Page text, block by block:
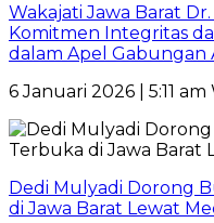
Wakajati Jawa Barat
Komitmen Integritas
dalam Apel Gabungan
6 Januari 2026 | 5:11 am
Dedi Mulyadi Dorong
di Jawa Barat Lewat